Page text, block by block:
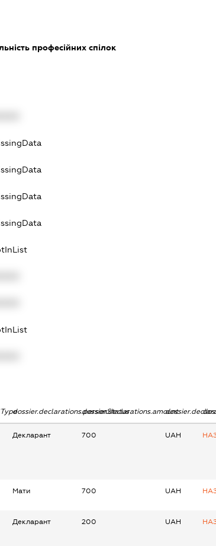
професійних спілок
dossier.declarations.personStatusdossier.declarations.amount
Декларант 700 UAH
Мати 700 UAH
Декларант 200 UAH